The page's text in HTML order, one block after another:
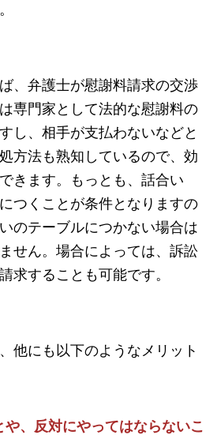
、弁護士が慰謝料請求の交渉
専門家として法的な慰謝料の
し、相手が支払わないなどと
方法も熟知しているので、効
きます。もっとも、話合い
つくことが条件となりますの
のテーブルにつかない場合は
せん。場合によっては、訴訟
求することも可能です。
他にも以下のようなメリット
や、反対にやってはならないこ